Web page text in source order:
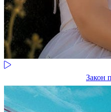
Закон